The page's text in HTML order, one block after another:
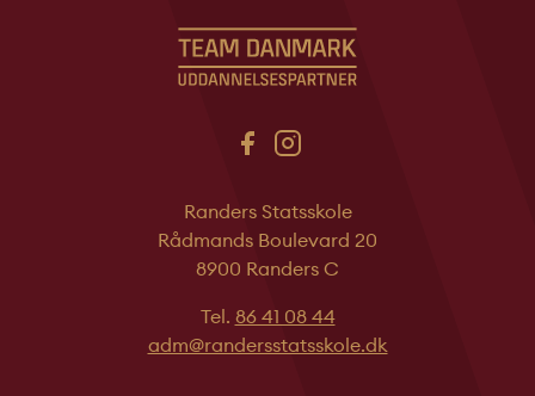
Randers Statsskole
Rådmands Boulevard 20
8900 Randers C
Tel. 86 41 08 44
adm@randersstatsskole.dk